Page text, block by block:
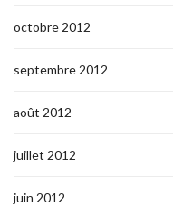
octobre 2012
septembre 2012
août 2012
juillet 2012
juin 2012